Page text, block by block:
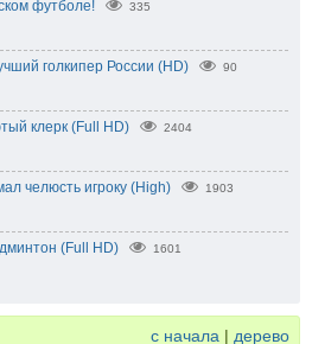
футболе! 335
голкипер России (HD) 90
клерк (Full HD) 2404
челюсть игроку (High) 1903
(Full HD) 1601
с начала | дерево